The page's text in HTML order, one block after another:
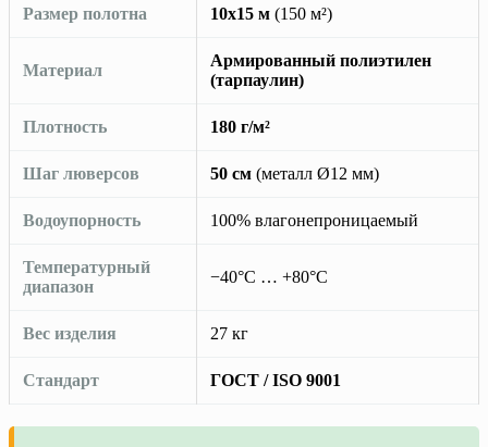
Размер полотна 10х15 м (150 м²)
Материал
Армированный полиэтилен
(тарпаулин)
Плотность 180 г/м²
Шаг люверсов 50 см (металл Ø12 мм)
Водоупорность 100% влагонепроницаемый
Температурный
диапазон
−40°C … +80°C
Вес изделия 27 кг
Стандарт ГОСТ / ISO 9001